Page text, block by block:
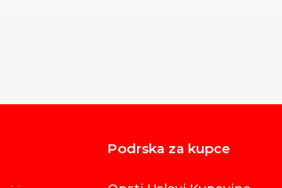
Podrska za kupce